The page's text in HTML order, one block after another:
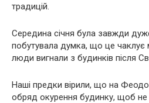
традицій.
Середина січня була завжди
побутувала думка, що це чаклує
люди вигнали з будинків після
Наші предки вірили, що на
обряд окурення будинку, щоб не